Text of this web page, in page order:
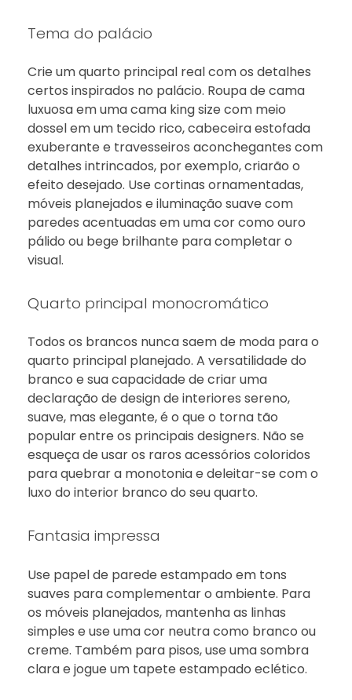
Tema do palácio
Crie um quarto principal real com os detalhes
certos inspirados no palácio. Roupa de cama
luxuosa em uma cama king size com meio
dossel em um tecido rico, cabeceira estofada
exuberante e travesseiros aconchegantes com
detalhes intrincados, por exemplo, criarão o
efeito desejado. Use cortinas ornamentadas,
móveis planejados e iluminação suave com
paredes acentuadas em uma cor como ouro
pálido ou bege brilhante para completar o
visual.
Quarto principal monocromático
Todos os brancos nunca saem de moda para o
quarto principal planejado. A versatilidade do
branco e sua capacidade de criar uma
declaração de design de interiores sereno,
suave, mas elegante, é o que o torna tão
popular entre os principais designers. Não se
esqueça de usar os raros acessórios coloridos
para quebrar a monotonia e deleitar-se com o
luxo do interior branco do seu quarto.
Fantasia impressa
Use papel de parede estampado em tons
suaves para complementar o ambiente. Para
os móveis planejados, mantenha as linhas
simples e use uma cor neutra como branco ou
creme. Também para pisos, use uma sombra
clara e jogue um tapete estampado eclético.